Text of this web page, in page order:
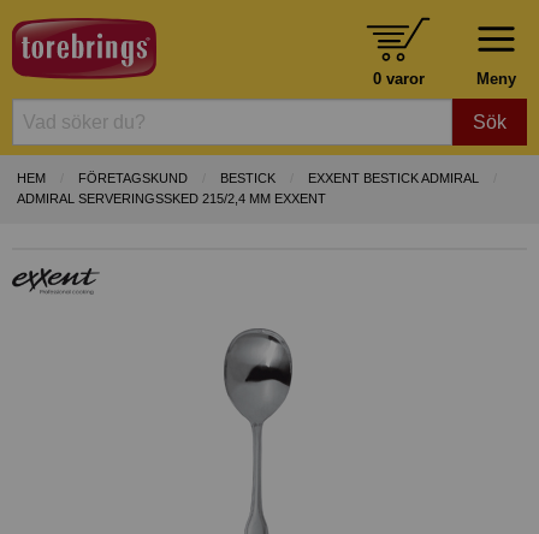
Meny
0 varor
Sök
HEM FÖRETAGSKUND BESTICK
EXXENT BESTICK ADMIRAL
ADMIRAL SERVERINGSSKED 215/2,4 MM EXXENT